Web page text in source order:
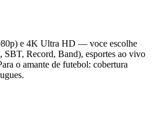
e 4K Ultra HD — voce escolhe
SBT, Record, Band), esportes ao vivo
o amante de futebol: cobertura